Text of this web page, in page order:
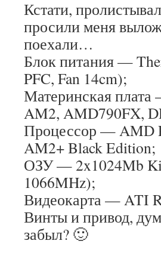
Кстати,
просили меня
поехали…
Блок питания —
PFC, Fan 14cm);
Материнская
AM2, AMD790FX,
Процессор — AMD
AM2+ Black Edition;
ОЗУ — 2x1024Mb
1066MHz);
Видеокарта — ATI
Винты и привод,
забыл? 🙂